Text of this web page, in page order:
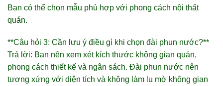
Bạn có thể chọn mẫu phù hợp với phong cách nội thất
quán.
**Câu hỏi 3: Cần lưu ý điều gì khi chọn đài phun nước?**
Trả lời: Bạn nên xem xét kích thước không gian quán,
phong cách thiết kế và ngân sách. Đài phun nước nên
tương xứng với diện tích và không làm lu mờ không gian